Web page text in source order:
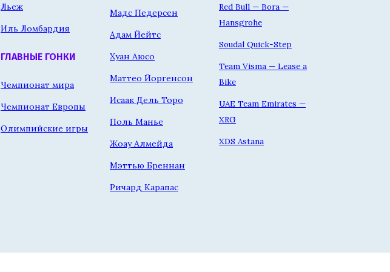
Льеж
Иль Ломбардия
ГЛАВНЫЕ ГОНКИ
Чемпионат мира
Чемпионат Европы
Олимпийские игры
Мадс Педерсен
Адам Йейтс
Хуан Аюсо
Маттео Йоргенсон
Исаак Дель Торо
Поль Манье
Жоау Алмейда
Мэттью Бреннан
Ричард Карапас
Red Bull — Bora —
Hansgrohe
Soudal Quick-Step
Team Visma — Lease a
Bike
UAE Team Emirates —
XRG
XDS Astana